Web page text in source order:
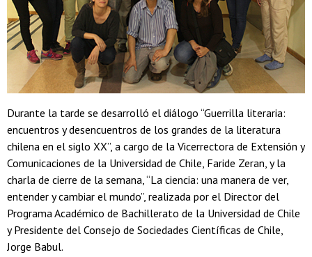
Durante la tarde se desarrolló el diálogo “Guerrilla literaria:
encuentros y desencuentros de los grandes de la literatura
chilena en el siglo XX”, a cargo de la Vicerrectora de Extensión y
Comunicaciones de la Universidad de Chile, Faride Zeran, y la
charla de cierre de la semana, “La ciencia: una manera de ver,
entender y cambiar el mundo”, realizada por el Director del
Programa Académico de Bachillerato de la Universidad de Chile
y Presidente del Consejo de Sociedades Científicas de Chile,
Jorge Babul.